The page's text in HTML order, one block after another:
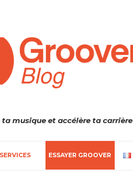
musique et accélère ta carrière
SERVICES ESSAYER GROOVER